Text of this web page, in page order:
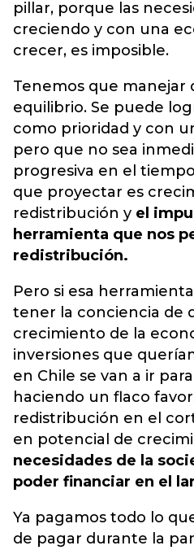
pillar, porque las
creciendo y con una
crecer, es imposible.
Tenemos que manejar
equilibrio. Se puede
como prioridad y con
pero que no sea
progresiva en el
que proyectar es
redistribución y el
herramienta que nos
redistribución.
Pero si esa
tener la conciencia de
crecimiento de la
inversiones que
en Chile se van a ir
haciendo un flaco
redistribución en el
en potencial de
necesidades de la
poder financiar en el
Ya pagamos todo lo
de pagar durante la